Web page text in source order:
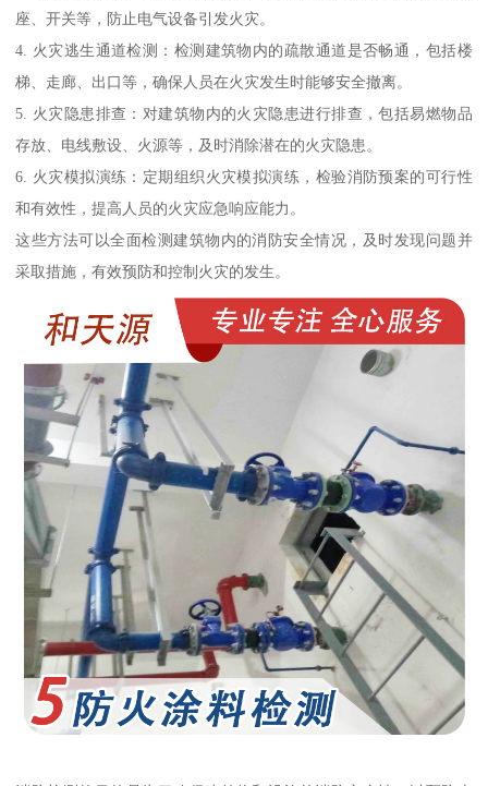
座、开关等，防止电气设备引发火灾。
4. 火灾逃生通道检测：检测建筑物内的疏散通道是否畅通，包括楼
梯、走廊、出口等，确保人员在火灾发生时能够安全撤离。
5. 火灾隐患排查：对建筑物内的火灾隐患进行排查，包括易燃物品
存放、电线敷设、火源等，及时消除潜在的火灾隐患。
6. 火灾模拟演练：定期组织火灾模拟演练，检验消防预案的可行性
和有效性，提高人员的火灾应急响应能力。
这些方法可以全面检测建筑物内的消防安全情况，及时发现问题并
采取措施，有效预防和控制火灾的发生。